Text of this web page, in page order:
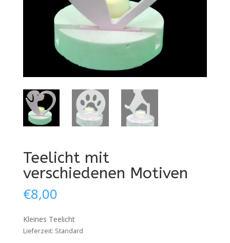
Teelicht mit
verschiedenen Motiven
€8,00
Kleines Teelicht
Lieferzeit: Standard